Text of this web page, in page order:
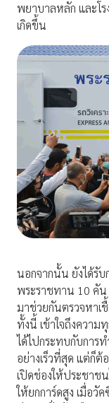
พยาบาลหลัก และโ
เกิดขึ้น
นอกจากนั้น ยังได้รั
พระราชทาน 10 คัน
มาช่วยกันตรวจหาเ
ทั้งนี้ เข้าใจถึงความ
ได้ไปกระทบกับการ
อย่างเร็วที่สุด แต่ก็
เปิดช่องให้ประชาช
ให้ยกการ์ดสูง เมื่อวั